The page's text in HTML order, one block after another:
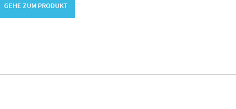
GEHE ZUM PRODUKT